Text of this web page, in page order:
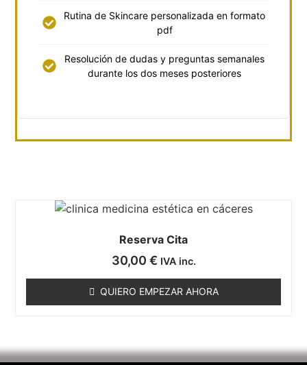
Rutina de Skincare personalizada en formato
pdf
Resolución de dudas y preguntas semanales
durante los dos meses posteriores
Reserva Cita
30,00 € IVA inc.
QUIERO EMPEZAR AHORA